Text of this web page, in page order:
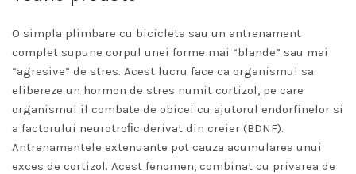
O simpla plimbare cu bicicleta sau un antrenament
complet supune corpul unei forme mai “blande” sau mai
“agresive” de stres. Acest lucru face ca organismul sa
elibereze un hormon de stres numit cortizol, pe care
organismul il combate de obicei cu ajutorul endorfinelor si
a factorului neurotroﬁc derivat din creier (BDNF).
Antrenamentele extenuante pot cauza acumularea unui
exces de cortizol. Acest fenomen, combinat cu privarea de